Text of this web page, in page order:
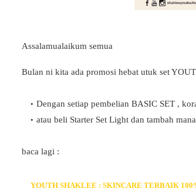
Assalamualaikum semua
Bulan ni kita ada promosi hebat utuk set
Dengan setiap pembelian BASIC SET ,
atau beli Starter Set Light dan tambah
baca lagi :
YOUTH SHAKLEE : SKINCARE TERBAIK